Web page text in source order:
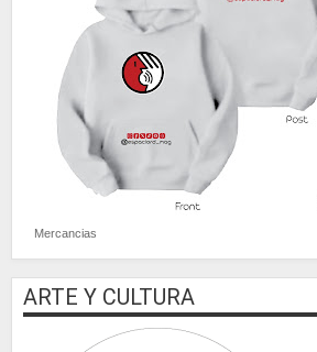
Mercancias
ARTE Y CULTURA